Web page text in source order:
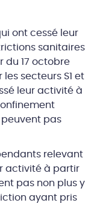
ont cessé leur
sanitaires
du 17 octobre
secteurs S1 et
leur activité à
peuvent pas
relevant
activité à partir
pas non plus y
ayant pris